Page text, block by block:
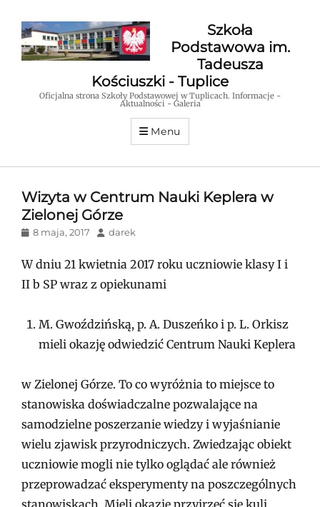
Szkoła
Podstawowa im.
Tadeusza
Kościuszki - Tuplice
Oficjalna strona Szkoły Podstawowej w Tuplicach. Informacje -
Aktualności - Galeria
Menu
Wizyta w Centrum Nauki Keplera w
Zielonej Górze
Posted
8 maja, 2017 Author
darek
W dniu 21 kwietnia 2017 roku uczniowie klasy I i
II b SP wraz z opiekunami
M. Gwoździńską, p. A. Duszeńko i p. L. Orkisz
mieli okazję odwiedzić Centrum Nauki Keplera
w Zielonej Górze. To co wyróżnia to miejsce to
stanowiska doświadczalne pozwalające na
samodzielne poszerzanie wiedzy i wyjaśnianie
wielu zjawisk przyrodniczych. Zwiedzając obiekt
uczniowie mogli nie tylko oglądać ale również
przeprowadzać eksperymenty na poszczególnych
stanowiskach. Mieli okazję przyjrzeć się kuli